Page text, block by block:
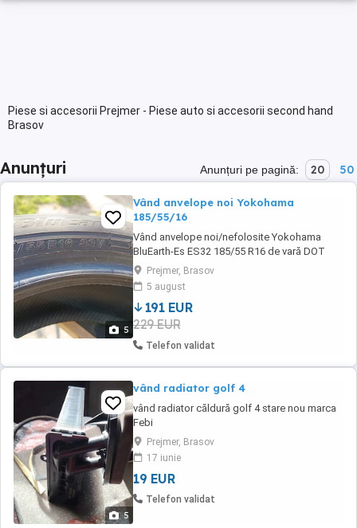
Piese si accesorii Prejmer - Piese auto si accesorii second hand
Brasov
Anunțuri Anunțuri pe pagină: 20 50
5
Vând anvelope noi Yokohama
185/55/16
Vând anvelope noi/nefolosite Yokohama
BluEarth-Es ES32 185/55 R16 de vară DOT
09/25 . Anvelopele sunt date jos de pe o
mașină nouă. Au fost rulate de la
reprezentanță pana acasă. Pe lângă anvelope
se da si un set complet de senzori de
presiune pneu. Mai multe detalii la telefon
Prejmer, Brasov
5 august
191 EUR
229 EUR
Telefon validat
5
vând radiator golf 4
vând radiator căldură golf 4 stare nou marca
Febi
Prejmer, Brasov
17 iunie
19 EUR
Telefon validat